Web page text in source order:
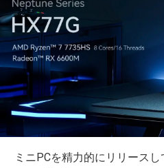
ミニPCを精力的にリリース